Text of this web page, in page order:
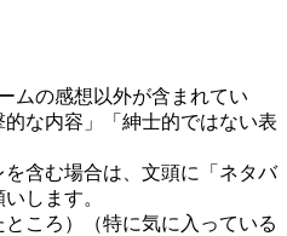
ムの感想以外が含まれてい
な内容」「紳士的ではない表
含む場合は、文頭に「ネタバ
します。
ころ）（特に気に入っている